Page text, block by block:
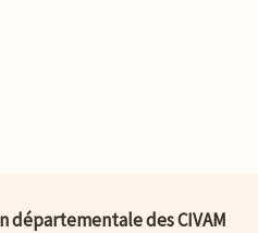
départementale des CIVAM